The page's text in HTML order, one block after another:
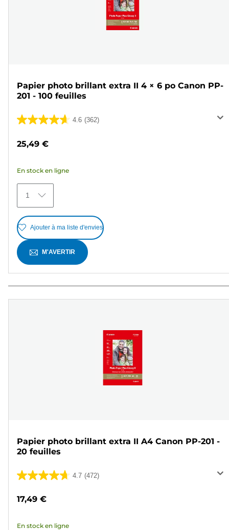
Papier photo brillant extra II 4 × 6 po Canon PP-
201 - 100 feuilles
4.6 (362)
4.6
5
362
avis
25,49 €
En stock en ligne
1
Ajouter à ma liste d'envies
M'AVERTIR
Papier photo brillant extra II A4 Canon PP-201 -
20 feuilles
4.7 (472)
4.7
17,49 €
En stock en ligne